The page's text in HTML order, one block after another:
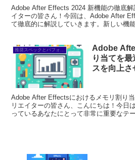
Adobe After Effects 2024 新機能の徹底
イターの皆さん！今回は、Adobe After
て徹底的に解説していきます。新しい機
Adobe
り当てを
スを向上さ
Adobe After Effectsにおけるメモリ割り
リエイターの皆さん、こんにちは！今日
っているあなたにとって非常に重要なテ